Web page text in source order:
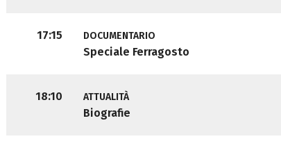
17:15 DOCUMENTARIO
Speciale Ferragosto
18:10 ATTUALITÀ
Biografie